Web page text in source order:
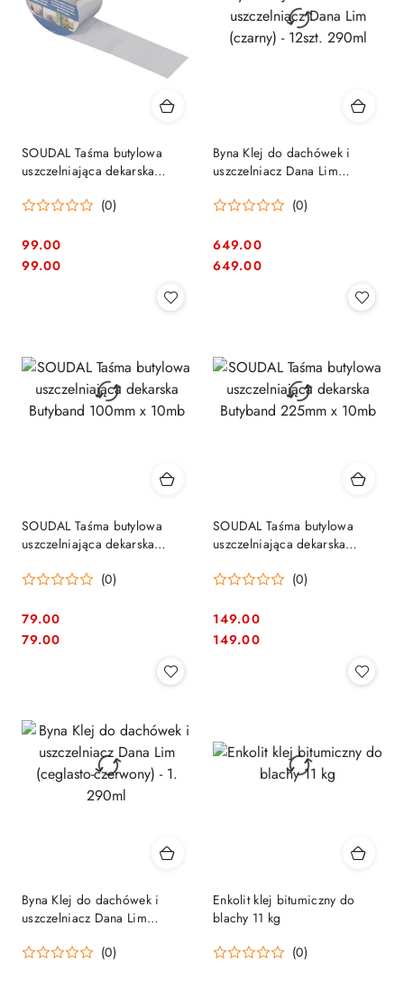
SOUDAL Taśma butylowa
uszczelniająca dekarska
(0)
Cena:
99.00
Cena:
99.00
Byna Klej do dachówek i
uszczelniacz Dana Lim
(0)
Cena:
649.00
Cena:
649.00
SOUDAL Taśma butylowa
uszczelniająca dekarska
(0)
Cena:
79.00
Cena:
79.00
SOUDAL Taśma butylowa
uszczelniająca dekarska
(0)
Cena:
149.00
Cena:
149.00
Byna Klej do dachówek i
uszczelniacz Dana Lim
(0)
Enkolit klej bitumiczny do
blachy 11 kg
(0)